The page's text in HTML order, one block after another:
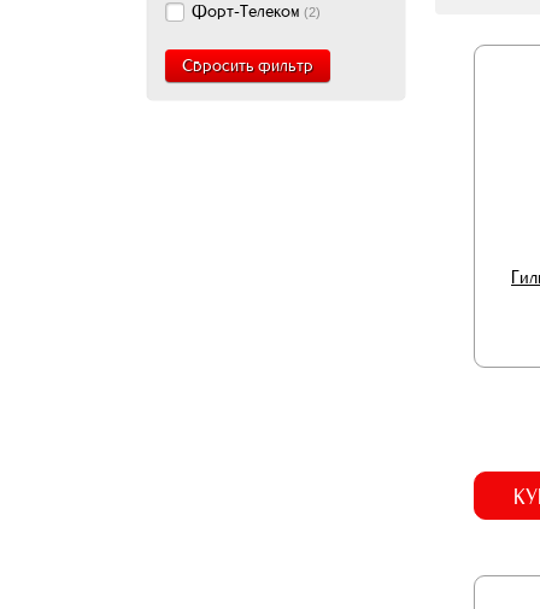
Форт-Телеком (2)
Сбросить фильтр